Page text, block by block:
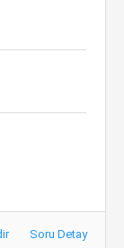
Soru Detay